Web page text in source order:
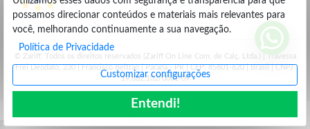
possamos direcionar conteúdos e materiais mais relevantes para
você, melhorando continuamente a sua navegação.
Política de Privacidade
Customizar configurações
Entendi!
© Zariff. Todos os direitos reservados (Zariff On Line Com. de Calç. Ltda.) | Travessa
Frei Deodato, 230 | Francisco Beltrão | Parana - PR | CEP: 85601-620 | Brasil | CNPJ:
19.662.102/0001-09